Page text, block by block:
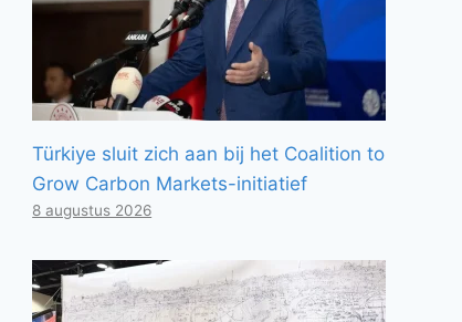
Türkiye sluit zich aan bij het Coalition to
Grow Carbon Markets-initiatief
8 augustus 2026